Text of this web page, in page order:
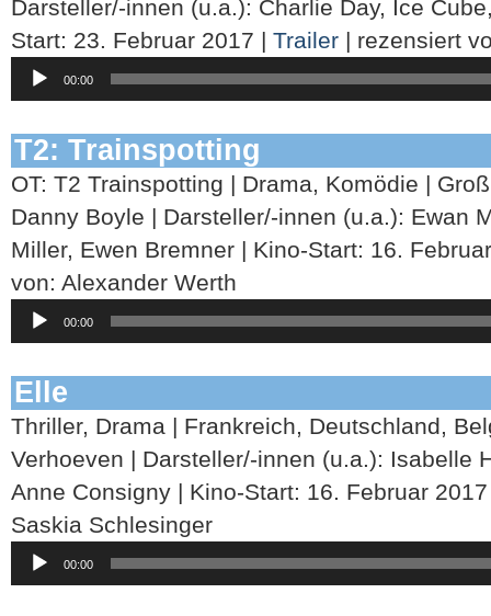
Darsteller/-innen (u.a.): Charlie Day, Ice
Start: 23. Februar 2017 | Trailer | rezensiert
Player
00:00
T2: Trainspotting
OT: T2 Trainspotting | Drama, Komödie |
Danny Boyle | Darsteller/-innen (u.a.): Ewan
Miller, Ewen Bremner | Kino-Start: 16.
von: Alexander Werth
Player
00:00
Elle
Thriller, Drama | Frankreich, Deutschland,
Verhoeven | Darsteller/-innen (u.a.): Isabelle
Anne Consigny | Kino-Start: 16. Februar
Saskia Schlesinger
Player
00:00